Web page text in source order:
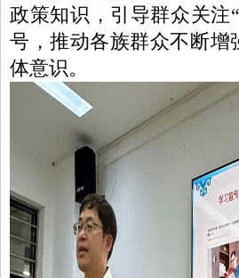
政策知识，引导群众关注
号，推动各族群众不断增
体意识。